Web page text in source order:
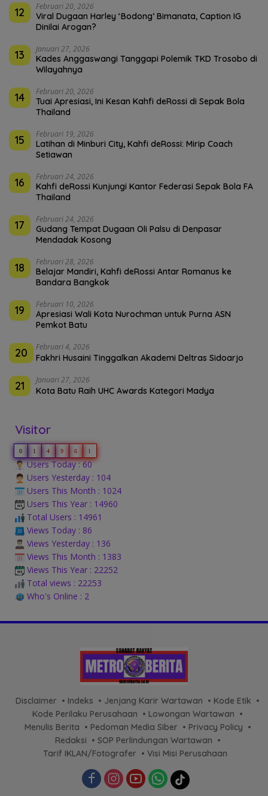
12 Februari 20, 2026
Viral Dugaan Harley ‘Bodong’ Bimanata, Caption IG
Dinilai Arogan?
13 Januari 27, 2026
Kades Anggaswangi Tanggapi Polemik TKD Trosobo di
Wilayahnya
14 Februari 20, 2026
Tuai Apresiasi, Ini Kesan Kahfi deRossi di Sepak Bola
Thailand
15 Februari 19, 2026
Latihan di Minburi City, Kahfi deRossi: Mirip Coach
Setiawan
16 Februari 24, 2026
Kahfi deRossi Kunjungi Kantor Federasi Sepak Bola FA
Thailand
17 Februari 24, 2026
Gudang Tempat Dugaan Oli Palsu di Denpasar
Mendadak Kosong
18 Februari 28, 2026
Belajar Mandiri, Kahfi deRossi Antar Romanus ke
Bandara Bangkok
19 Februari 10, 2026
Apresiasi Wali Kota Nurochman untuk Purna ASN
Pemkot Batu
20 Februari 4, 2026
Fakhri Husaini Tinggalkan Akademi Deltras Sidoarjo
21 Januari 27, 2026
Kota Batu Raih UHC Awards Kategori Madya
Visitor
0 1 4 9 6 1
Users Today : 60
Users Yesterday : 104
Users This Month : 1024
Users This Year : 14960
Total Users : 14961
Views Today : 86
Views Yesterday : 136
Views This Month : 1383
Views This Year : 22252
Total views : 22253
Who's Online : 2
Disclaimer Indeks Jenjang Karir Wartawan
Kode Etik
Kode Perilaku Perusahaan
Lowongan Wartawan
Menulis Berita
Pedoman Media Siber
Privacy Policy
Redaksi
SOP Perlindungan Wartawan
Tarif IKLAN/Fotografer
Visi Misi Perusahaan